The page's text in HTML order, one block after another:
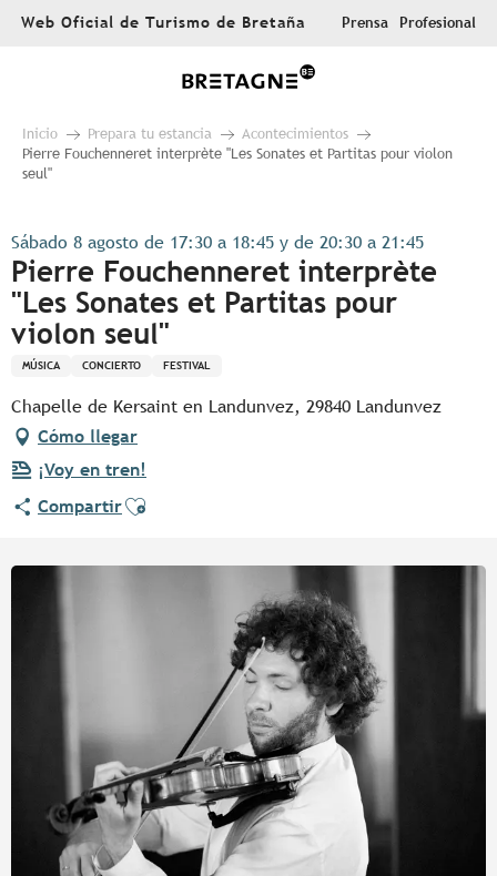
AllerWeb Oficial de Turismo de Bretaña Prensa Profesional
Inicio Prepara tu estancia
Acontecimientos
Pierre Fouchenneret interprète "Les Sonates et Partitas pour violon
seul"
Sábado 8 agosto de 17:30 a 18:45 y de 20:30 a 21:45
Pierre Fouchenneret interprète
"Les Sonates et Partitas pour
violon seul"
MÚSICA CONCIERTO FESTIVAL
Chapelle de Kersaint en Landunvez, 29840 Landunvez
Cómo llegar
¡Voy en tren!
CompartirAjouter aux favoris